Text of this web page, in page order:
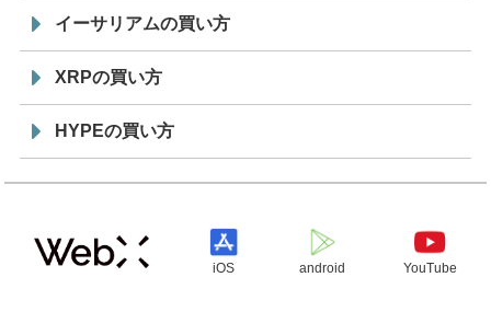
イーサリアムの買い方
XRPの買い方
HYPEの買い方
iOS android YouTube